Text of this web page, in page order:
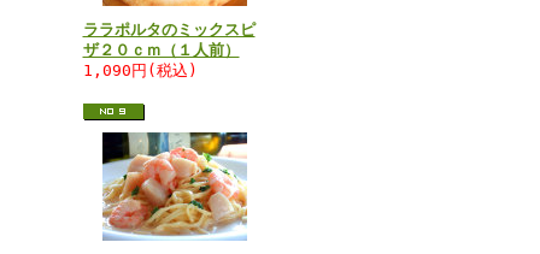
ララポルタのミックスピ
ザ２０ｃｍ（１人前）
1,090円(税込)